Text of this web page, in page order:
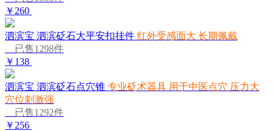
￥260
泗滨宝 泗滨砭石大平安扣挂件 红外受感面大 长期佩戴
已售1298件
￥138
泗滨宝 泗滨砭石点穴锥 专业砭术器具 用于中医点穴 压力大
穴位刺激强
已售1292件
￥256